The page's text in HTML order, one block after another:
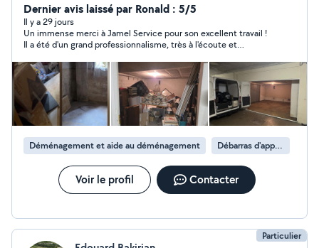
Débarras, encombrants Petit bricolage Habitué à ce
type de missions, je suis sérieux, ponctuel et soigneux.
Je fais toujours attention à vos affaires comme si
c'étaient les miennes. Je dispose de matériel utile
(diable, sangles, protections) pour travailler
efficacement et en toute sécurité. Disponible et réactif,
je réponds rapidement à vos demandes. N'HÉSITEZ PAS
À ME CONTACTER VIA LA PLATE-FORME. A bientôt !
Dernier avis laissé par Ronald : 5/5
Il y a 29 jours
Un immense merci à Jamel Service pour son excellent travail !
Il a été d'un grand professionnalisme, très à l'écoute et
mon canapé avec des couvertures et du film de protection
avant le transport, ce qui m'a beaucoup rassuré. Tout s'est
déroulé parfaitement. Je recommande Jamel Service les yeux
fermés !
Déménagement et aide au déménagement Débarras d'appartement
Voir le profil Contacter
Particulier